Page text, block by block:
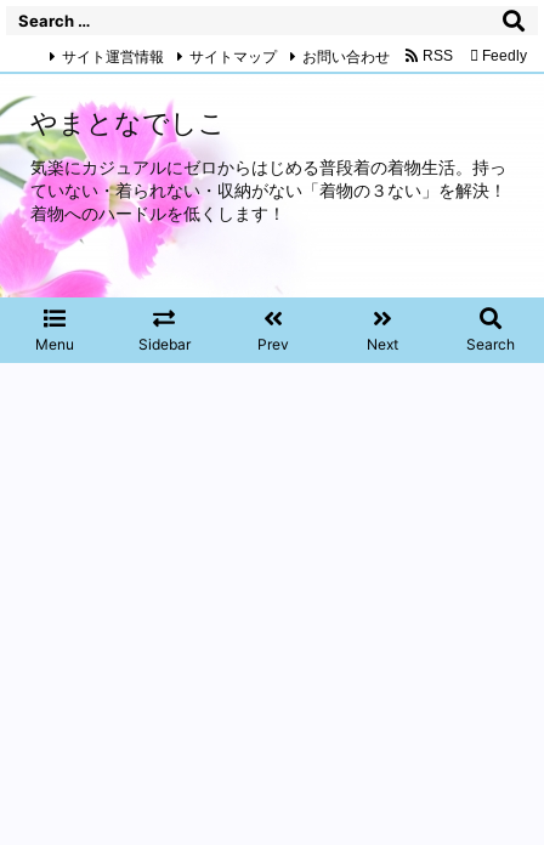
やまとなでしこ
気楽にカジュアルにゼロからはじめる普段着の着物生活。持っ
ていない・着られない・収納がない「着物の３ない」を解決！
着物へのハードルを低くします！
Menu Sidebar Prev Next Search
サイト運営情報 サイトマップ お問い合わせ RSS Feedly